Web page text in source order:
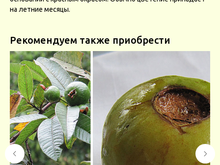
на летние месяцы.
Рекомендуем также приобрести